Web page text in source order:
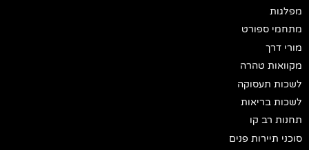
מפלגות
מתחמי ספורט
מורי דרך
מקוואות טהרה
לשכות תעסוקה
לשכות בריאות
תחנות רב קו
סוכני תיירות פנים